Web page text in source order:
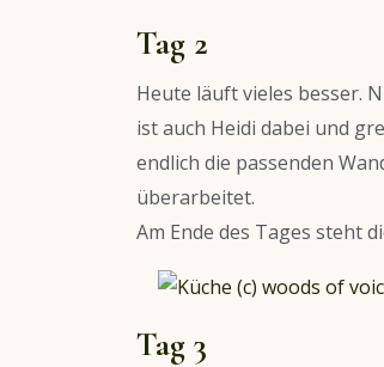
Tag 2
Heute läuft vieles besser.
ist auch Heidi dabei und
endlich die passenden
überarbeitet.
Am Ende des Tages steht
Tag 3